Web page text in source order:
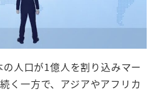
人口が1億人を割り込みマー
く一方で、アジアやアフリカ